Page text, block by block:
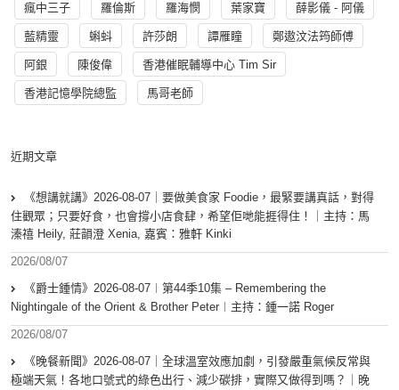
瘋中三子 羅倫斯 羅海憫 葉家寶 薛影儀 - 阿儀
藍精靈 蝌蚪 許莎朗 譚雁瞳 鄭遨汶法筠師傅
阿銀 陳俊偉 香港催眠輔導中心 Tim Sir
香港記憶學院總監 馬哥老師
近期文章
《想講就講》2026-08-07｜要做美食家 Foodie，最緊要講真話，對得
住觀眾；只要好食，也會撐小店食肆，希望佢哋能捱得住！｜主持：馬
溱禧 Heily, 莊韻澄 Xenia, 嘉賓：雅軒 Kinki
2026/08/07
《爵士鍾情》2026-08-07︱第44季10集 – Remembering the
Nightingale of the Orient & Brother Peter︱主持：鍾一諾 Roger
2026/08/07
《晚餐新聞》2026-08-07｜全球溫室效應加劇，引發嚴重氣候反常與
極端天氣！各地口號式的綠色出行、減少碳排，實際又做得到嗎？｜晚